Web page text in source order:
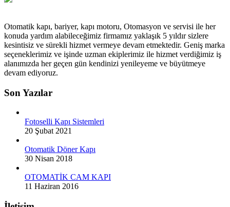
Otomatik kapı, bariyer, kapı motoru, Otomasyon ve servisi ile her
konuda yardım alabileceğimiz firmamız yaklaşık 5 yıldır sizlere
kesintisiz ve sürekli hizmet vermeye devam etmektedir. Geniş marka
seçeneklerimiz ve işinde uzman ekiplerimiz ile hizmet verdiğimiz iş
alanımızda her geçen gün kendinizi yenileyeme ve büyütmeye
devam ediyoruz.
Son Yazılar
Fotoselli Kapı Sistemleri
20 Şubat 2021
Otomatik Döner Kapı
30 Nisan 2018
OTOMATİK CAM KAPI
11 Haziran 2016